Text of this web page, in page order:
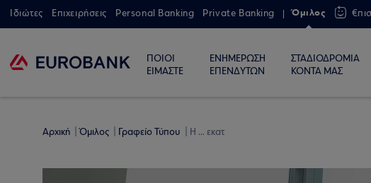
Ιδιώτες Επιχειρήσεις Personal Banking Private Banking Όμιλος
ΠΟΙΟΙ
ΕΙΜΑΣΤΕ
ΕΝΗΜΕΡΩΣΗ
ΕΠΕΝΔΥΤΩΝ
ΣΤΑΔΙΟΔΡΟΜΙΑ
ΚΟΝΤΑ ΜΑΣ
Αρχική Όμιλος Γραφείο Τύπου Η ... εκατ